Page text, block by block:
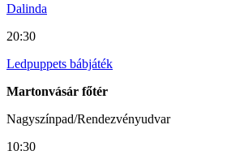
Dalinda
20:30
Ledpuppets bábjáték
Martonvásár főtér
Nagyszínpad/Rendezvényudvar
10:30